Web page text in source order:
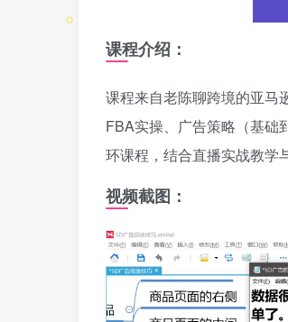
课程介绍：
课程来自老陈聊跨境的亚马
FBA实操、广告策略（基础
环课程，结合直播实战教学
视频截图：